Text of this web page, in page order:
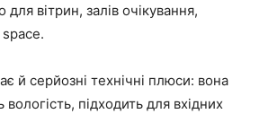
вітрин, залів очікування,
й серйозні технічні плюси: вона
підходить для вхідних